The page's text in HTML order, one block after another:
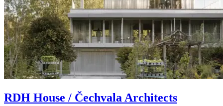
RDH House / Čechvala Architects